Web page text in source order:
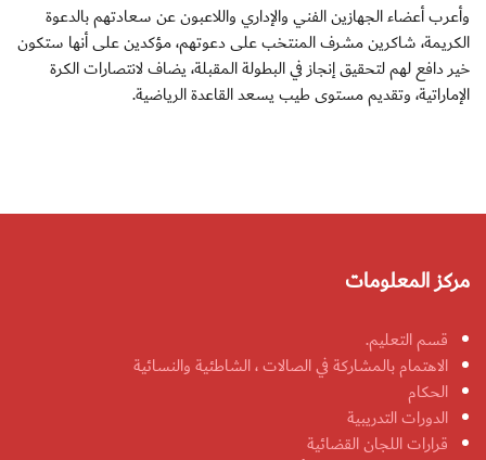
وأعرب أعضاء الجهازين الفني والإداري واللاعبون عن سعادتهم بالدعوة
الكريمة، شاكرين مشرف المنتخب على دعوتهم، مؤكدين على أنها ستكون
خير دافع لهم لتحقيق إنجاز في البطولة المقبلة، يضاف لانتصارات الكرة
الإماراتية، وتقديم مستوى طيب يسعد القاعدة الرياضية.
مركز المعلومات
قسم التعليم.
الاهتمام بالمشاركة في الصالات ، الشاطئية والنسائية
الحكام
الدورات التدريبية
قرارات اللجان القضائية